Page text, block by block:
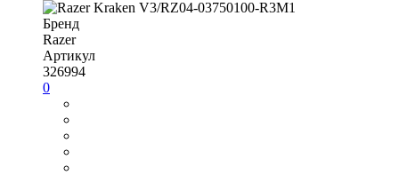
Бренд
Razer
Артикул
326994
0